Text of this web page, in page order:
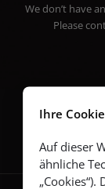
We don’t have
Please
Ihre
Auf dieser
ähnliche